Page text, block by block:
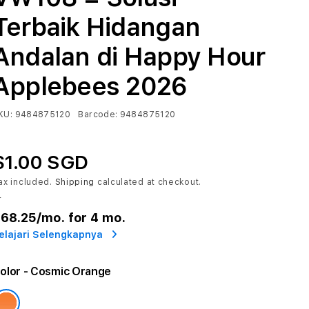
Hidangan
di Happy Hour
2026
9484875120 Barcode: 9484875120
SGD
included. Shipping calculated at checkout.
/mo. for 4 mo.
Selengkapnya
- Cosmic Orange